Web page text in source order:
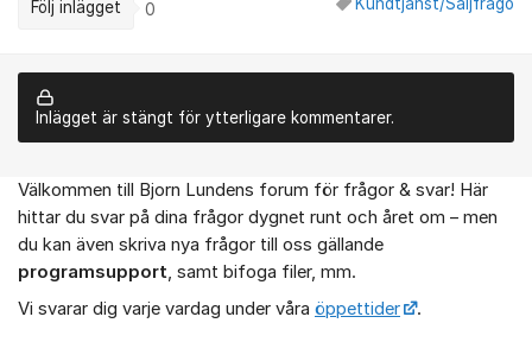
Följ inlägget 0
Inlägget är stängt för ytterligare kommentarer.
Om forumet
Välkommen till Bjorn Lundens forum för frågor & svar! Här
hittar du svar på dina frågor dygnet runt och året om – men
du kan även skriva nya frågor till oss gällande
programsupport, samt bifoga filer, mm.
Vi svarar dig varje vardag under våra öppettider .